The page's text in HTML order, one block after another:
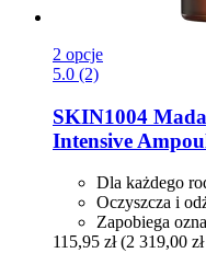
2 opcje
5.0 (2)
SKIN1004
Intensive
Dla każdego
Oczyszcza i
Zapobiega
115,95 zł (2 319,00